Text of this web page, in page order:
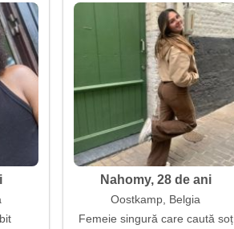
Nahomy, 28 de ani
Oostkamp, Belgia
Femeie singură care caută soț